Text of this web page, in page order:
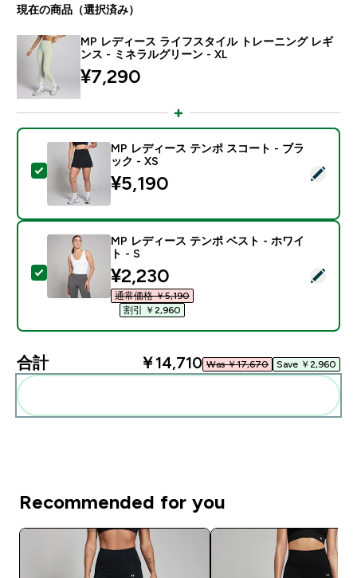
現在の商品（選択済み）
MP レディース ライフスタイル トレーニング レギ
ンス - ミネラルグリーン - XL
¥7,290‎
この商品を選択 - MP レディース テンポ スコート -
MP レディース テンポ スコート - ブラ
ック - XS
¥5,190‎
この商品を選択 - MP レディース テンポ ベスト - ホワ
MP レディース テンポ ベスト - ホワイ
ト - S
discounted price
¥2,230‎
通常価格 ￥5,190‎
割引 ￥2,960‎
合計 ￥14,710‎ Was ￥17,670‎ Save ￥2,960‎
Recommended for you